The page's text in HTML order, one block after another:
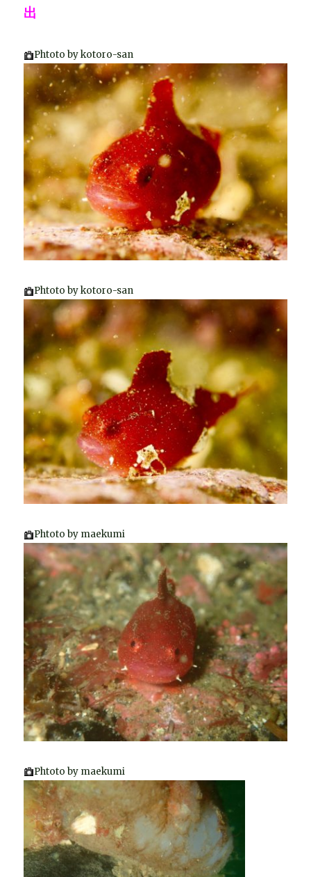
出
Phtoto by kotoro-san
Phtoto by kotoro-san
Phtoto by maekumi
Phtoto by maekumi